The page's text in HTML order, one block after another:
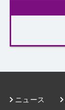
ニュース